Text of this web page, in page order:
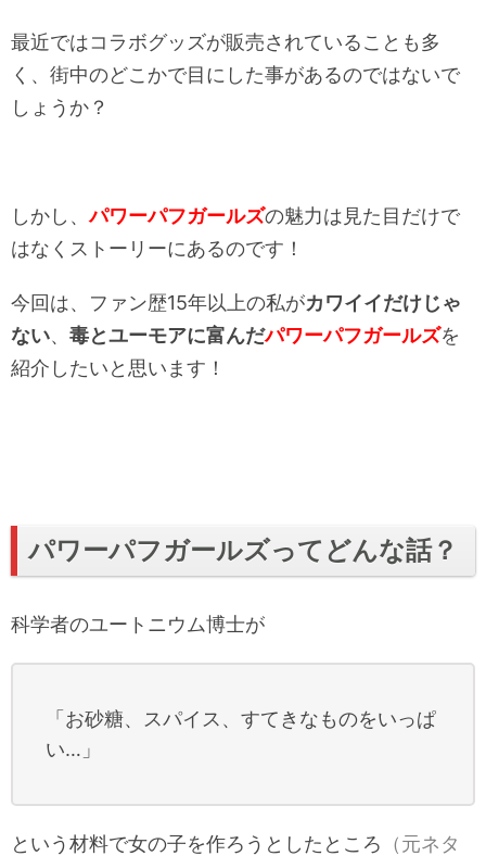
最近ではコラボグッズが販売されていることも多
く、街中のどこかで目にした事があるのではないで
しょうか？
しかし、パワーパフガールズの魅力は見た目だけで
はなくストーリーにあるのです！
今回は、ファン歴15年以上の私がカワイイだけじゃ
ない、 毒とユーモアに富んだパワーパフガールズを
紹介したいと思います！
パワーパフガールズってどんな話？
科学者のユートニウム博士が
「お砂糖、スパイス、すてきなものをいっぱ
い… 」
という材料で女の子を作ろうとしたところ （元ネタ